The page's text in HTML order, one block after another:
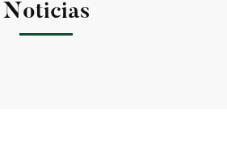
Noticias